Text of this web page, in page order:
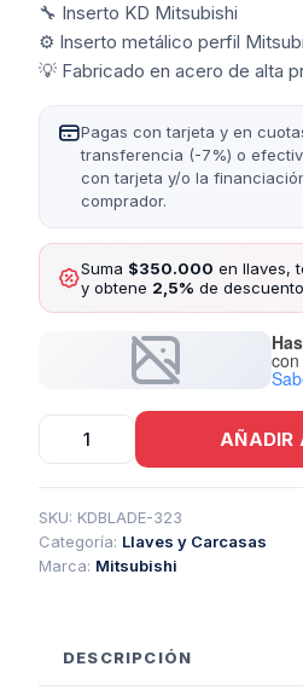
🔧 Inserto KD Mitsubishi
⚙️ Inserto metálico perfil
💡 Fabricado en acero de alta
Pagas con tarjeta y en
transferencia (-7%) o
con tarjeta y/o la
comprador.
Suma $350.000 en llaves,
y obtene 2,5% de
Inserto
Mitsubishi
cantidad
AÑADIR
SKU: KDBLADE-323
Categoría: Llaves y Carcasas
Marca: Mitsubishi
DESCRIPCIÓN